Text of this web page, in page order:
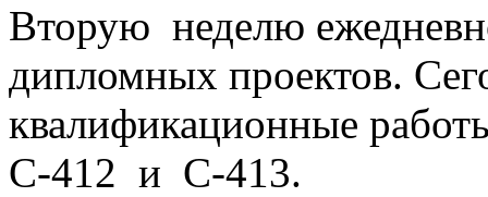
Вторую неделю
дипломных проектов.
квалификационные
С-412 и С-413.